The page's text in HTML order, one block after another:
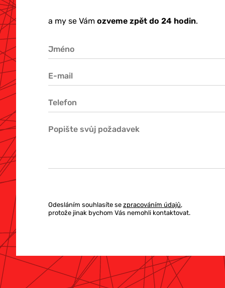
a my se Vám ozveme zpět do 24 hodin.
Odesláním souhlasíte se zpracováním údajů,
protože jinak bychom Vás nemohli kontaktovat.